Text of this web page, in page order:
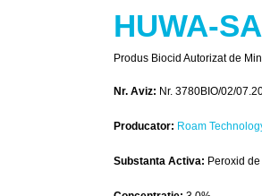
HUWA-
Produs Biocid Autorizat de
Nr. Aviz: Nr. 3780BIO/02/
Producator: Roam
Substanta Activa: Peroxid